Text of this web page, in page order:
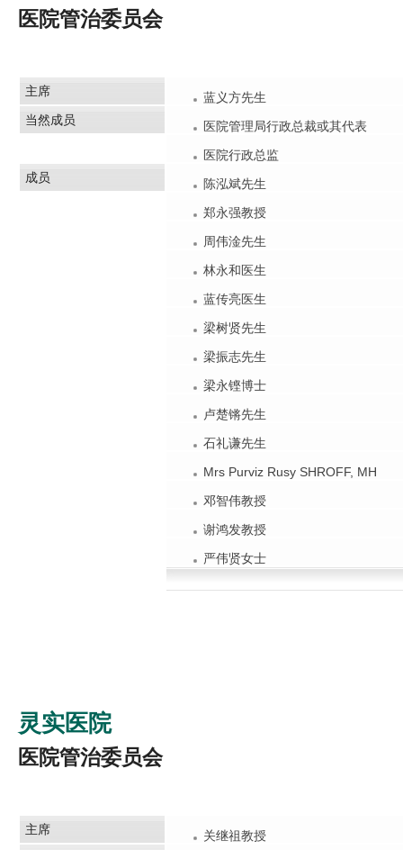
医院管治委员会
主席
蓝义方先生
当然成员
医院管理局行政总裁或其代表
医院行政总监
成员
陈泓斌先生
郑永强教授
周伟淦先生
林永和医生
蓝传亮医生
梁树贤先生
梁振志先生
梁永铿博士
卢楚锵先生
石礼谦先生
Mrs Purviz Rusy SHROFF, MH
邓智伟教授
谢鸿发教授
严伟贤女士
灵实医院
医院管治委员会
主席
关继祖教授